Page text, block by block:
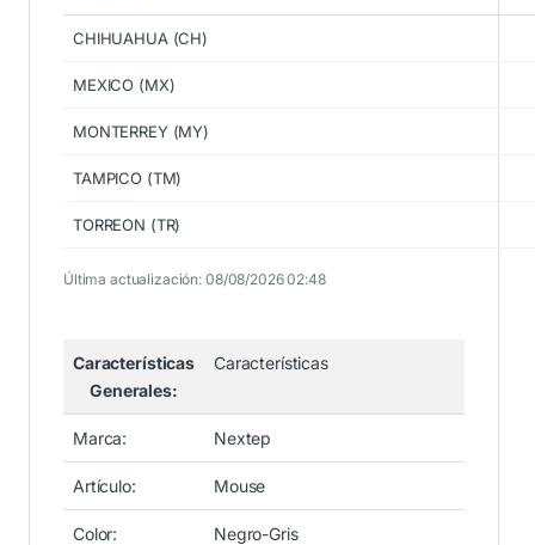
CHIHUAHUA (CH)
MEXICO (MX)
MONTERREY (MY)
TAMPICO (TM)
TORREON (TR)
Última actualización: 08/08/2026 02:48
Características
Generales:
Características
Marca: Nextep
Artículo: Mouse
Color: Negro-Gris